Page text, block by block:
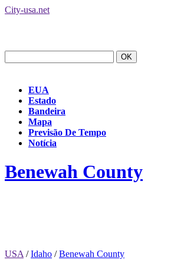
City-usa.net
EUA
Estado
Bandeira
Mapa
Previsão De Tempo
Notícia
Benewah County
USA /Idaho /Benewah County